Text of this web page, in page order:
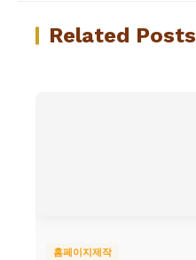
Related Posts
홈페이지제작